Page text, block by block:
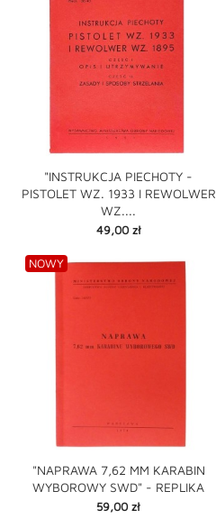
"INSTRUKCJA PIECHOTY -
PISTOLET WZ. 1933 I REWOLWER
WZ....
Cena
49,00 zł
"NAPRAWA 7,62 MM KARABIN
WYBOROWY SWD" - REPLIKA
Cena
59,00 zł
NOWY
shopping_cart 